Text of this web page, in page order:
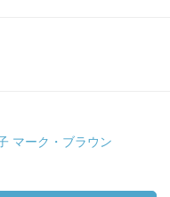
マーク・ブラウン